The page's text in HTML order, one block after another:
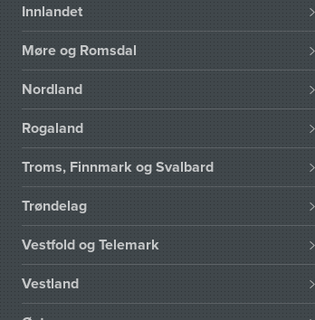
Innlandet
Møre og Romsdal
Nordland
Rogaland
Troms, Finnmark og Svalbard
Trøndelag
Vestfold og Telemark
Vestland